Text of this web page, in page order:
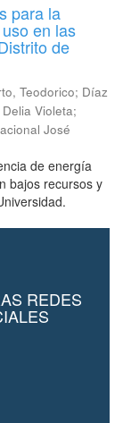
para la
en las
de
Teodorico; Díaz
Violeta;
José
de energía
bajos recursos y
REDES